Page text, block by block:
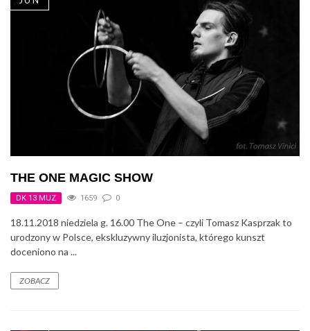
THE ONE MAGIC SHOW
DK 13 MUZ 1659 0
18.11.2018 niedziela g. 16.00 The One – czyli Tomasz Kasprzak to
urodzony w Polsce, ekskluzywny iluzjonista, którego kunszt
doceniono na ...
ZOBACZ